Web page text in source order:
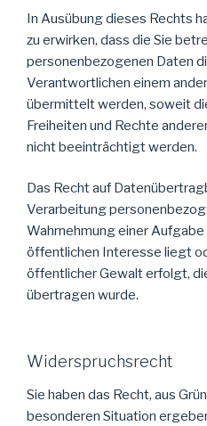
In Ausübung dieses Rechts
zu erwirken, dass die Sie
personenbezogenen Daten
Verantwortlichen einem
übermittelt werden, soweit
Freiheiten und Rechte
nicht beeinträchtigt werden.
Das Recht auf
Verarbeitung
Wahrnehmung einer
öffentlichen Interesse liegt
öffentlicher Gewalt erfolgt,
übertragen wurde.
Widerspruchsrecht
Sie haben das Recht, aus
besonderen Situation